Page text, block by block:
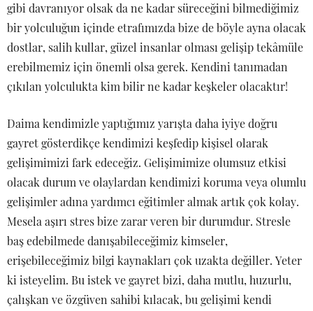
gibi davranıyor olsak da ne kadar süreceğini bilmediğimiz
bir yolculuğun içinde etrafımızda bize de böyle ayna olacak
dostlar, salih kullar, güzel insanlar olması gelişip tekâmüle
erebilmemiz için önemli olsa gerek. Kendini tanımadan
çıkılan yolculukta kim bilir ne kadar keşkeler olacaktır!
Daima kendimizle yaptığımız yarışta daha iyiye doğru
gayret gösterdikçe kendimizi keşfedip kişisel olarak
gelişimimizi fark edeceğiz. Gelişimimize olumsuz etkisi
olacak durum ve olaylardan kendimizi koruma veya olumlu
gelişimler adına yardımcı eğitimler almak artık çok kolay.
Mesela aşırı stres bize zarar veren bir durumdur. Stresle
baş edebilmede danışabileceğimiz kimseler,
erişebileceğimiz bilgi kaynakları çok uzakta değiller. Yeter
ki isteyelim. Bu istek ve gayret bizi, daha mutlu, huzurlu,
çalışkan ve özgüven sahibi kılacak, bu gelişimi kendi